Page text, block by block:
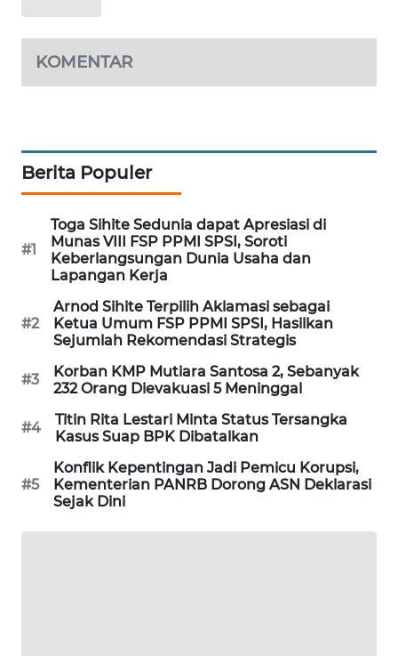
KOMENTAR
Berita Populer
#1
Toga Sihite Sedunia dapat Apresiasi di
Munas VIII FSP PPMI SPSI, Soroti
Keberlangsungan Dunia Usaha dan
Lapangan Kerja
#2
Arnod Sihite Terpilih Aklamasi sebagai
Ketua Umum FSP PPMI SPSI, Hasilkan
Sejumlah Rekomendasi Strategis
#3
Korban KMP Mutiara Santosa 2, Sebanyak
232 Orang Dievakuasi 5 Meninggal
#4
Titin Rita Lestari Minta Status Tersangka
Kasus Suap BPK Dibatalkan
#5
Konflik Kepentingan Jadi Pemicu Korupsi,
Kementerian PANRB Dorong ASN Deklarasi
Sejak Dini
WISATA
LAPAK
KONSUMEN
MASYARAKAT
KELISTRIKAN
WALINKI
ID
MAWAKA
NET
WATCH